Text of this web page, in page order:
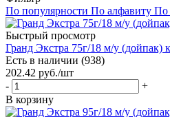
По популярности По алфавиту По
Быстрый просмотр
Гранд Экстра 75г/18 м/у (дойпак)
Есть в наличии (938)
202.42 руб./шт
-
+
В корзину